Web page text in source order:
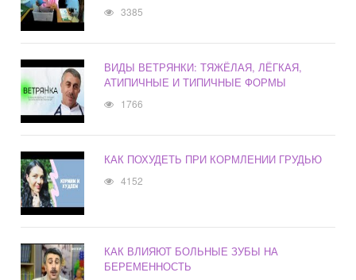
3385
ВИДЫ ВЕТРЯНКИ: ТЯЖЁЛАЯ, ЛЁГКАЯ,
АТИПИЧНЫЕ И ТИПИЧНЫЕ ФОРМЫ
1766
КАК ПОХУДЕТЬ ПРИ КОРМЛЕНИИ ГРУДЬЮ
4152
КАК ВЛИЯЮТ БОЛЬНЫЕ ЗУБЫ НА
БЕРЕМЕННОСТЬ